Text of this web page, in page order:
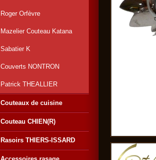
Roger Orfèvre
Mazelier Couteau Katana
Sabatier K
Couverts NONTRON
Patrick THEALLIER
Couteaux de cuisine
Couteau CHIEN(R)
Rasoirs THIERS-ISSARD